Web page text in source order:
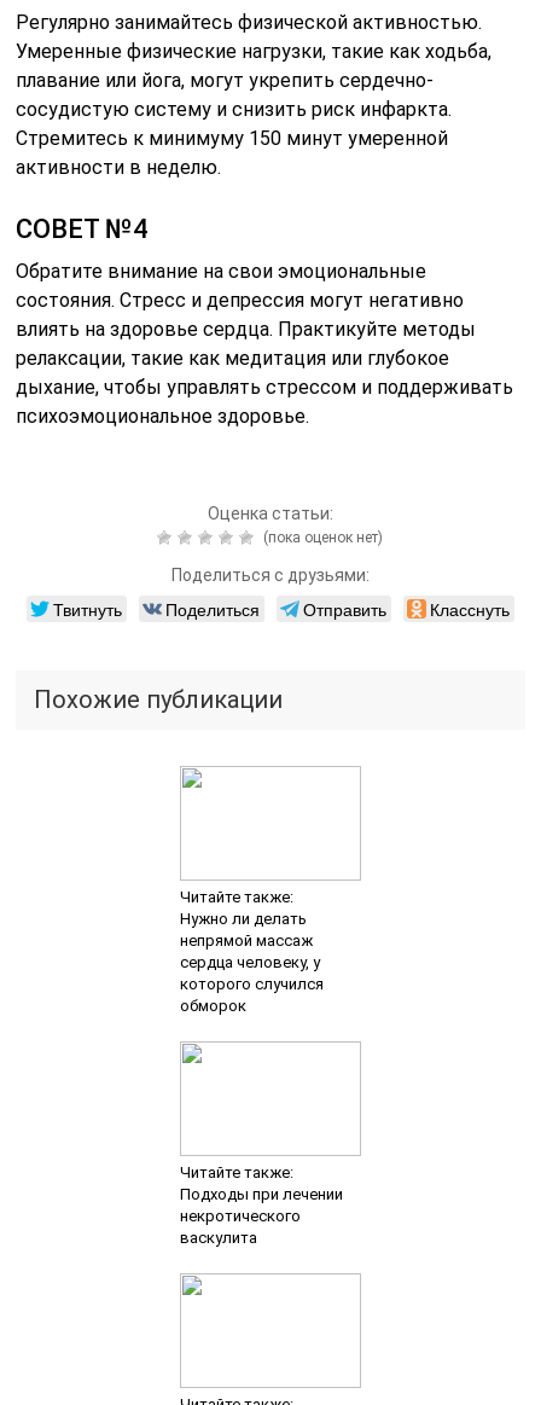
Регулярно занимайтесь физической активностью.
Умеренные физические нагрузки, такие как ходьба,
плавание или йога, могут укрепить сердечно-
сосудистую систему и снизить риск инфаркта.
Стремитесь к минимуму 150 минут умеренной
активности в неделю.
СОВЕТ №4
Обратите внимание на свои эмоциональные
состояния. Стресс и депрессия могут негативно
влиять на здоровье сердца. Практикуйте методы
релаксации, такие как медитация или глубокое
дыхание, чтобы управлять стрессом и поддерживать
психоэмоциональное здоровье.
Оценка статьи:
(пока оценок нет)
Поделиться с друзьями:
Твитнуть Поделиться Отправить Класснуть
Похожие публикации
Читайте также:
Нужно ли делать
непрямой массаж
сердца человеку, у
которого случился
обморок
Читайте также:
Подходы при лечении
некротического
васкулита